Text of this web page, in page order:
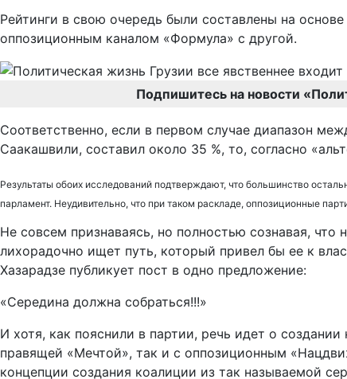
Рейтинги в свою очередь были составлены на
оппозиционным каналом «Формула» с другой.
Подпишитесь на новости
Соответственно, если в первом случае диапазон
Саакашвили, составил около 35 %, то, согласно
Результаты обоих исследований подтверждают, что большинство
парламент. Неудивительно, что при таком раскладе, оппозиционные
Не совсем признаваясь, но полностью сознавая,
лихорадочно ищет путь, который привел бы ее к
Хазарадзе публикует пост в одно предложение:
«Середина должна собраться!!!»
И хотя, как пояснили в партии, речь идет о
правящей «Мечтой», так и с оппозиционным
концепции создания коалиции из так называемой